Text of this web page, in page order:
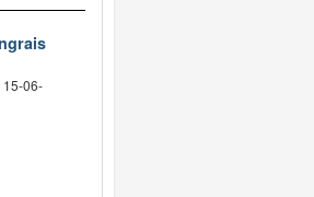
15-06-